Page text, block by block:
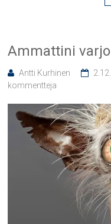
Ammattini
Antti Kurhinen
kommentteja